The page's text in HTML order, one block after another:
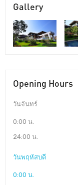
Gallery
Opening Hours
วันจันทร์
0:00 น.
24:00 น.
วันพฤหัสบดี
0:00 น.